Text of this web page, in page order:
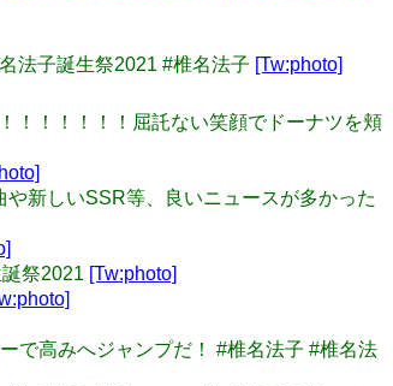
法子誕生祭2021 #椎名法子 [Tw:photo]
！！！！！！屈託ない笑顔でドーナツを頬
新しいSSR等、良いニュースが多かった
祭2021 [Tw:photo]
で高みへジャンプだ！ #椎名法子 #椎名法